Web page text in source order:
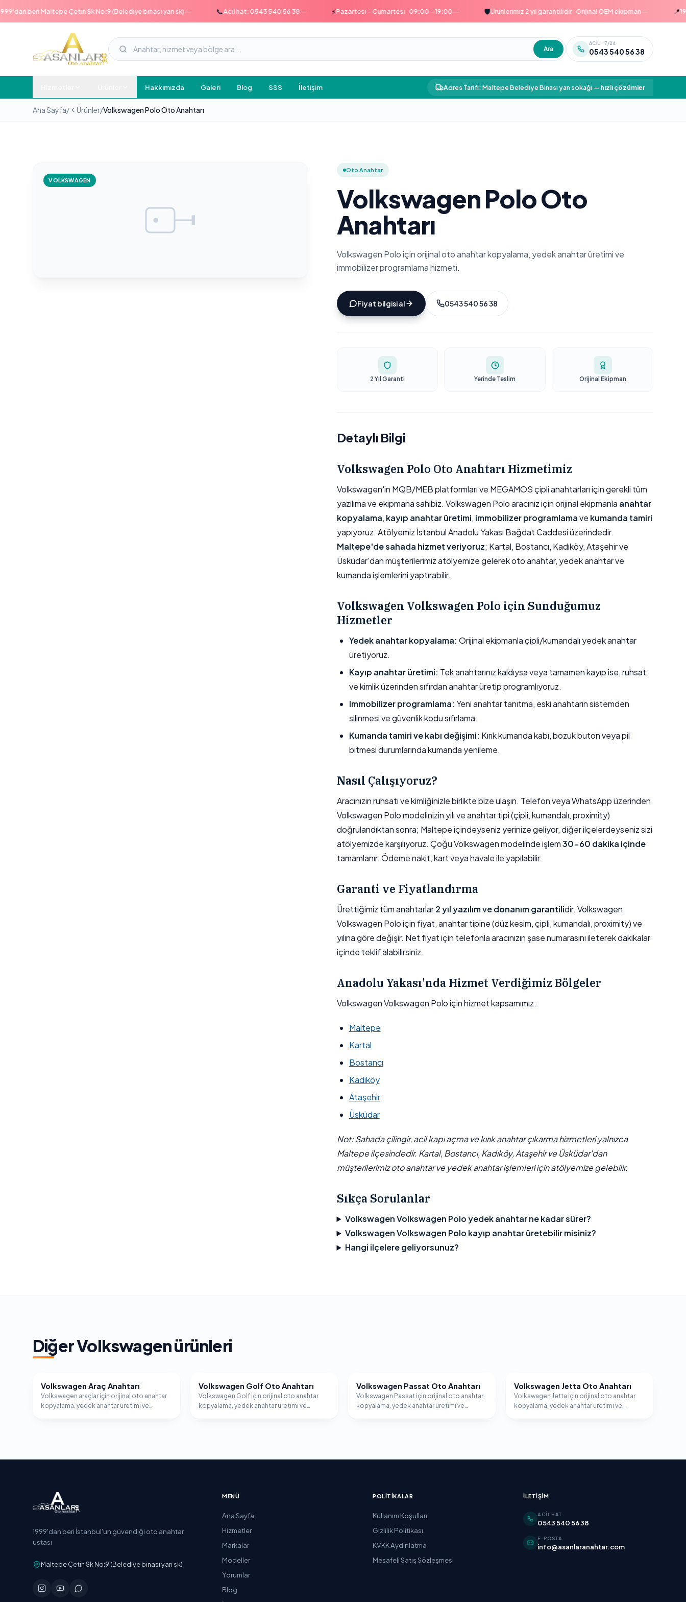
beri Maltepe Çetin Sk No:9 (Belediye binası yan sk)— Acil hat: 0543 540 56 38— Pazartesi – Cumartesi · 09:00 – 19:00— Ürünlerimiz 2 yıl garantilidir · Orijinal OEM ekipman—
Ara
ACIL · 7/24
0543 540 56 38
Hakkımızda Galeri Blog SSS İletişim Adres Tarifi: Maltepe Belediye Binası yan sokağı— hızlı çözümler
Ana Sayfa/ Ürünler/Volkswagen Polo Oto Anahtarı
VOLKSWAGEN
Oto Anahtar
Volkswagen Polo Oto
Anahtarı
Volkswagen Polo için orijinal oto anahtar kopyalama, yedek anahtar üretimi ve
immobilizer programlama hizmeti.
Fiyat bilgisi al 0543 540 56 38
2 Yıl Garanti Yerinde Teslim Orijinal Ekipman
Detaylı Bilgi
Volkswagen Polo Oto Anahtarı Hizmetimiz
Volkswagen'in MQB/MEB platformları ve MEGAMOS çipli anahtarları için gerekli tüm
yazılıma ve ekipmana sahibiz. Volkswagen Polo aracınız için orijinal ekipmanla anahtar
kopyalama, kayıp anahtar üretimi, immobilizer programlamave kumanda tamiri
yapıyoruz. Atölyemiz İstanbul Anadolu Yakası Bağdat Caddesi üzerindedir.
Maltepe'de sahada hizmet veriyoruz; Kartal, Bostancı, Kadıköy, Ataşehir ve
Üsküdar'dan müşterilerimiz atölyemize gelerek oto anahtar, yedek anahtar ve
kumanda işlemlerini yaptırabilir.
Volkswagen Volkswagen Polo için Sunduğumuz
Hizmetler
Yedek anahtar kopyalama: Orijinal ekipmanla çipli/kumandalı yedek anahtar
üretiyoruz.
Kayıp anahtar üretimi: Tek anahtarınız kaldıysa veya tamamen kayıp ise, ruhsat
ve kimlik üzerinden sıfırdan anahtar üretip programlıyoruz.
Immobilizer programlama: Yeni anahtar tanıtma, eski anahtarın sistemden
silinmesi ve güvenlik kodu sıfırlama.
Kumanda tamiri ve kabı değişimi: Kırık kumanda kabı, bozuk buton veya pil
bitmesi durumlarında kumanda yenileme.
Nasıl Çalışıyoruz?
Aracınızın ruhsatı ve kimliğinizle birlikte bize ulaşın. Telefon veya WhatsApp üzerinden
Volkswagen Polo modelinizin yılı ve anahtar tipi (çipli, kumandalı, proximity)
doğrulandıktan sonra; Maltepe içindeyseniz yerinize geliyor, diğer ilçelerdeyseniz sizi
atölyemizde karşılıyoruz. Çoğu Volkswagen modelinde işlem30-60 dakika içinde
tamamlanır. Ödeme nakit, kart veya havale ile yapılabilir.
Garanti ve Fiyatlandırma
Ürettiğimiz tüm anahtarlar2 yıl yazılım ve donanım garantilidir. Volkswagen
Volkswagen Polo için fiyat, anahtar tipine (düz kesim, çipli, kumandalı, proximity) ve
yılına göre değişir. Net fiyat için telefonla aracınızın şase numarasını ileterek dakikalar
içinde teklif alabilirsiniz.
Anadolu Yakası'nda Hizmet Verdiğimiz Bölgeler
Volkswagen Volkswagen Polo için hizmet kapsamımız:
Maltepe
Kartal
Bostancı
Kadıköy
Ataşehir
Üsküdar
Not: Sahada çilingir, acil kapı açma ve kırık anahtar çıkarma hizmetleri yalnızca
Maltepe ilçesindedir. Kartal, Bostancı, Kadıköy, Ataşehir ve Üsküdar'dan
müşterilerimiz oto anahtar ve yedek anahtar işlemleri için atölyemize gelebilir.
Sıkça Sorulanlar
Volkswagen Volkswagen Polo yedek anahtar ne kadar sürer?
Volkswagen Volkswagen Polo kayıp anahtar üretebilir misiniz?
Hangi ilçelere geliyorsunuz?
DiğerVolkswagenürünleri
VOLKSWAGEN
Volkswagen Araç Anahtarı
Volkswagen araçlar için orijinal oto anahtar
kopyalama, yedek anahtar üretimi ve
VOLKSWAGEN
Volkswagen Golf Oto Anahtarı
Volkswagen Golf için orijinal oto anahtar
kopyalama, yedek anahtar üretimi ve
VOLKSWAGEN
Volkswagen Passat Oto Anahtarı
Volkswagen Passat için orijinal oto anahtar
kopyalama, yedek anahtar üretimi ve
VOLKSWAGEN
Volkswagen Jetta Oto Anahtarı
Volkswagen Jetta için orijinal oto anahtar
kopyalama, yedek anahtar üretimi ve
1999'dan beri İstanbul'un güvendiği oto anahtar
ustası
Maltepe Çetin Sk No:9 (Belediye binası yan sk)
MENÜ
Ana Sayfa
Hizmetler
Markalar
Modeller
Yorumlar
Blog
POLITIKALAR
Kullanım Koşulları
Gizlilik Politikası
KVKK Aydınlatma
Mesafeli Satış Sözleşmesi
İLETIŞIM
ACIL HAT
0543 540 56 38
E-POSTA
info@asanlaranahtar.com